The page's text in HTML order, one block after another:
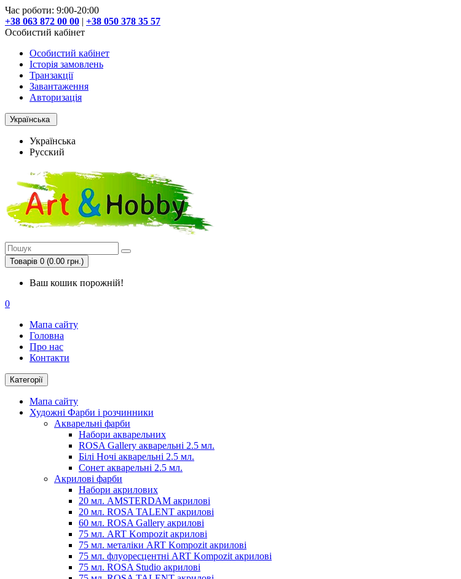
Час роботи: 9:00-20:00
+38 063 872 00 00 | +38 050 378 35 57
Особистий кабінет
Особистий кабінет
Історія замовлень
Транзакції
Завантаження
Авторизація
Українська
Українська
Русский
Товарів 0 (0.00 грн.)
Ваш кошик порожній!
0
Мапа сайту
Головна
Про нас
Контакти
Категорії
Мапа сайту
Художні Фарби і розчинники
Акварельні фарби
Набори акварельних
ROSA Gallery акварельні 2.5 мл.
Білі Ночі акварельні 2.5 мл.
Сонет акварельні 2.5 мл.
Акрилові фарби
Набори акрилових
20 мл. AMSTERDAM акрилові
20 мл. ROSA TALENT акрилові
60 мл. ROSA Gallery акрилові
75 мл. ART Kompozit акрилові
75 мл. металіки ART Kompozit акрилові
75 мл. флуоресцентні ART Kompozit акрилові
75 мл. ROSA Studio акрилові